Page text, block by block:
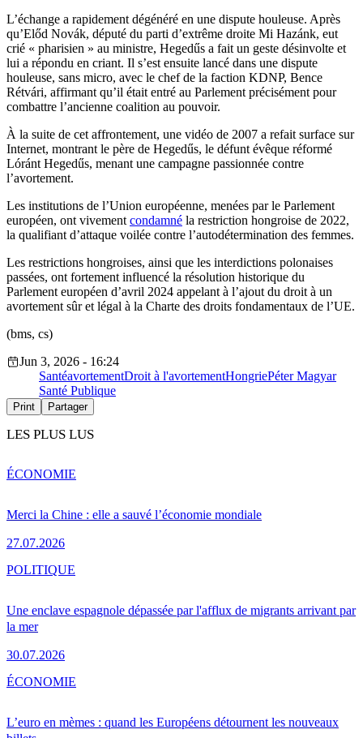
L’échange a rapidement dégénéré en une dispute houleuse. Après
qu’Előd Novák, député du parti d’extrême droite Mi Hazánk, eut
crié « pharisien » au ministre, Hegedűs a fait un geste désinvolte et
lui a répondu en criant. Il s’est ensuite lancé dans une dispute
houleuse, sans micro, avec le chef de la faction KDNP, Bence
Rétvári, affirmant qu’il était entré au Parlement précisément pour
combattre l’ancienne coalition au pouvoir.
À la suite de cet affrontement, une vidéo de 2007 a refait surface sur
Internet, montrant le père de Hegedűs, le défunt évêque réformé
Lóránt Hegedűs, menant une campagne passionnée contre
l’avortement.
Les institutions de l’Union européenne, menées par le Parlement
européen, ont vivement condamné la restriction hongroise de 2022,
la qualifiant d’attaque voilée contre l’autodétermination des femmes.
Les restrictions hongroises, ainsi que les interdictions polonaises
passées, ont fortement influencé la résolution historique du
Parlement européen d’avril 2024 appelant à l’ajout du droit à un
avortement sûr et légal à la Charte des droits fondamentaux de l’UE.
(bms, cs)
Jun 3, 2026 - 16:24
SantéavortementDroit à l'avortementHongriePéter Magyar
Santé Publique
Print Partager
LES PLUS LUS
Merci la Chine : elle a sauvé l’économie mondiale
27.07.2026
ÉCONOMIE
Une enclave espagnole dépassée par l'afflux de migrants arrivant par
la mer
30.07.2026
POLITIQUE
L’euro en mèmes : quand les Européens détournent les nouveaux
ÉCONOMIE